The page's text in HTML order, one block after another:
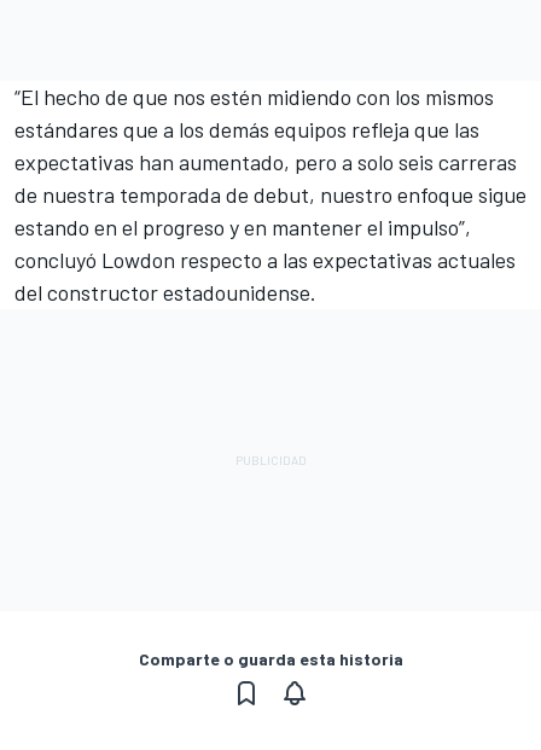
“El hecho de que nos estén midiendo con los mismos
estándares que a los demás equipos refleja que las
expectativas han aumentado, pero a solo seis carreras
de nuestra temporada de debut, nuestro enfoque sigue
estando en el progreso y en mantener el impulso”,
concluyó Lowdon respecto a las expectativas actuales
del constructor estadounidense.
Comparte o guarda esta historia